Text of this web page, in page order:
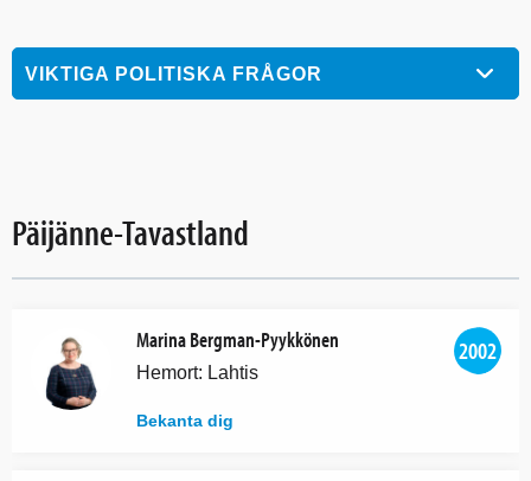
VIKTIGA POLITISKA FRÅGOR
Päijänne-Tavastland
2002
Marina Bergman-Pyykkönen
Hemort: Lahtis
Bekanta dig